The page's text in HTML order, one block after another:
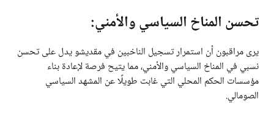
تحسن المناخ السياسي والأمني:
يرى مراقبون أن استمرار تسجيل الناخبين في مقديشو يدل على تحسن
نسبي في المناخ السياسي والأمني، مما يتيح فرصة لإعادة بناء
مؤسسات الحكم المحلي التي غابت طويلًا عن المشهد السياسي
الصومالي.